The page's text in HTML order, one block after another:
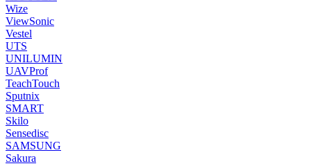
Wize
ViewSonic
Vestel
UTS
UNILUMIN
UAVProf
TeachTouch
Sputnix
SMART
Skilo
Sensedisc
SAMSUNG
Sakura